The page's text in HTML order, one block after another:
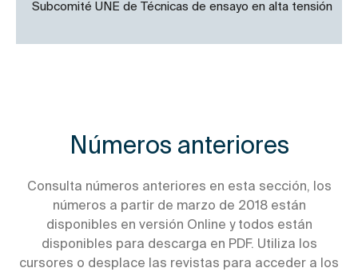
Subcomité UNE de Técnicas de ensayo en alta tensión
Números anteriores
Consulta números anteriores en esta sección, los
números a partir de marzo de 2018 están
disponibles en versión Online y todos están
disponibles para descarga en PDF. Utiliza los
cursores o desplace las revistas para acceder a los